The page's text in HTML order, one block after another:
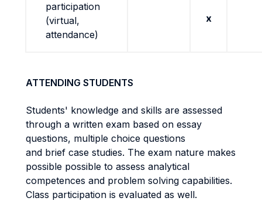
participation
(virtual,
attendance)
x
ATTENDING STUDENTS
Students' knowledge and skills are assessed
through a written exam based on essay
questions, multiple choice questions
and brief case studies. The exam nature makes
possible possible to assess analytical
competences and problem solving capabilities.
Class participation is evaluated as well.